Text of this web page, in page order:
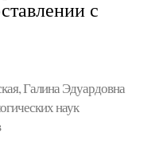
с
Галина Эдуардовна
наук